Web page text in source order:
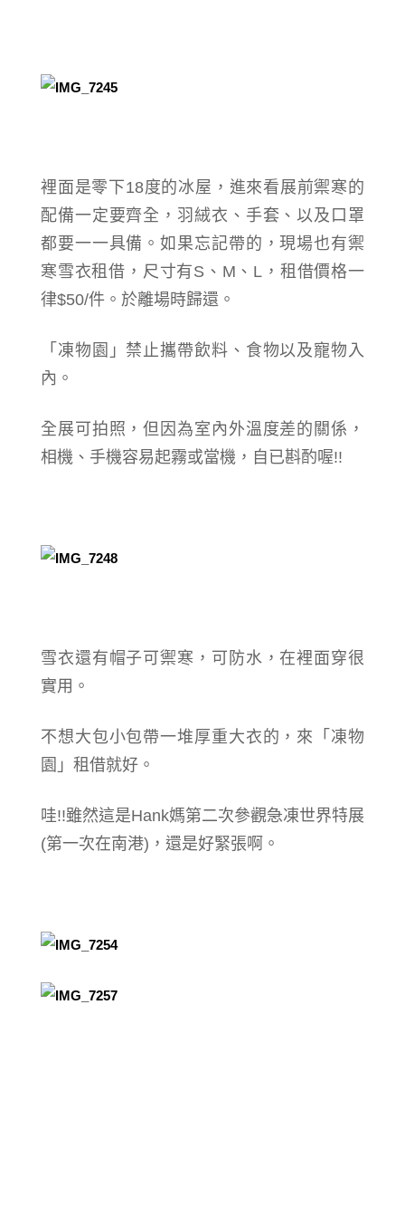
裡面是零下18度的冰屋，進來看展前禦寒的
配備一定要齊全，羽絨衣、手套、以及口罩
都要一一具備。如果忘記帶的，現場也有禦
寒雪衣租借，尺寸有S、M、L，租借價格一
律$50/件。 於離場時歸還。
「凍物園」禁止攜帶飲料、食物以及寵物入
內。
全展可拍照，但因為室內外溫度差的關係，
相機、手機容易起霧或當機，自已斟酌喔!!
雪衣還有帽子可禦寒，可防水，在裡面穿很
實用。
不想大包小包帶一堆厚重大衣的，來「凍物
園」租借就好。
哇!!雖然這是Hank媽第二次參觀急凍世界特展
(第一次在南港)，還是好緊張啊。